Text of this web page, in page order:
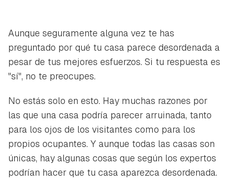
Aunque seguramente alguna vez te has
preguntado por qué tu casa parece desordenada a
pesar de tus mejores esfuerzos. Si tu respuesta es
"sí", no te preocupes.
No estás solo en esto. Hay muchas razones por
las que una casa podría parecer arruinada, tanto
para los ojos de los visitantes como para los
propios ocupantes. Y aunque todas las casas son
únicas, hay algunas cosas que según los expertos
podrían hacer que tu casa aparezca desordenada.